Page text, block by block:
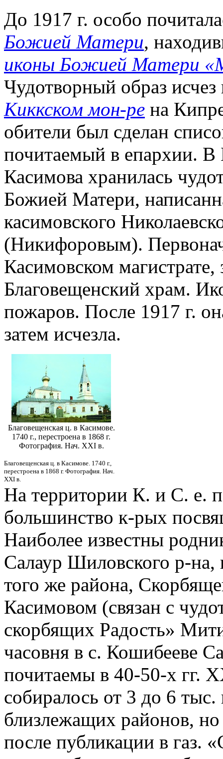
До 1917 г. особо
Божией Матери,
иконы Божией Матери
Чудотворный образ
Киккском мон-ре на
обители был сделан
почитаемый в епархии. В
Касимова хранилась
Божией Матери,
касимовского
(Никифоровым).
Касимовском магистрате,
Благовещенский храм.
пожаров. После 1917 г.
затем исчезла.
Благовещенская ц. в Касимове.
1740 г., перестроена в 1868 г.
Фотография. Нач. XXI в.
Благовещенская ц. в Касимове. 1740 г.,
перестроена в 1868 г. Фотография. Нач.
XXI в.
На территории К. и С. е.
большинство к-рых
Наиболее известны
Салаур Шиловского р-
того же района,
Касимовом (связан с
скорбящих Радость»
часовня в с. Кошибееве
почитаемы в 40-50-х гг.
собиралось от 3 до 6
близлежащих районов,
после публикации в газ.